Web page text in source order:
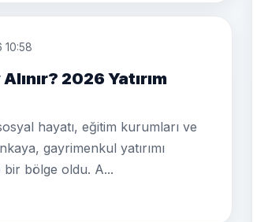
10:58
2026 Yatırım
hayatı, eğitim kurumları ve
gayrimenkul yatırımı
bölge oldu. A...